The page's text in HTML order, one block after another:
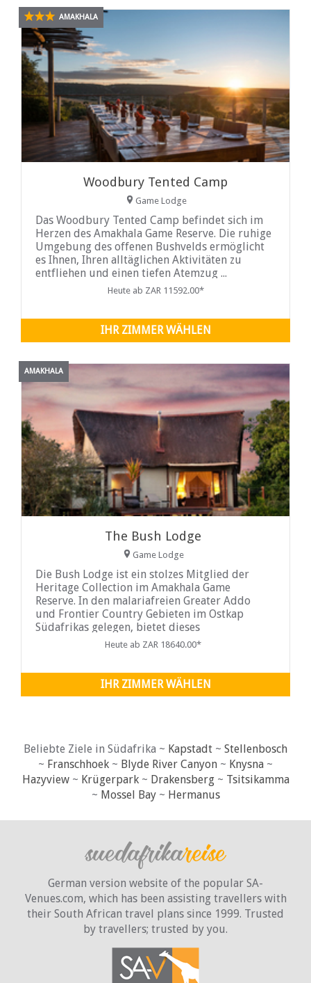
AMAKHALA
Woodbury Tented Camp
Game Lodge
Das Woodbury Tented Camp befindet sich im
Herzen des Amakhala Game Reserve. Die ruhige
Umgebung des offenen Bushvelds ermöglicht
es Ihnen, Ihren alltäglichen Aktivitäten zu
entfliehen und einen tiefen Atemzug ...
Heute ab ZAR 11592.00*
IHR ZIMMER WÄHLEN
AMAKHALA
The Bush Lodge
Game Lodge
Die Bush Lodge ist ein stolzes Mitglied der
Heritage Collection im Amakhala Game
Reserve. In den malariafreien Greater Addo
und Frontier Country Gebieten im Ostkap
Südafrikas gelegen, bietet dieses
atemberaubende Reservat Sichtungen der Big
Heute ab ZAR 18640.00*
IHR ZIMMER WÄHLEN
Beliebte Ziele in Südafrika ~ Kapstadt ~ Stellenbosch
~ Franschhoek ~ Blyde River Canyon ~ Knysna ~
Hazyview~ Krügerpark~ Drakensberg~ Tsitsikamma
~ Mossel Bay~ Hermanus
German version website of the popular SA-
Venues.com, which has been assisting travellers with
their South African travel plans since 1999. Trusted
by travellers; trusted by you.